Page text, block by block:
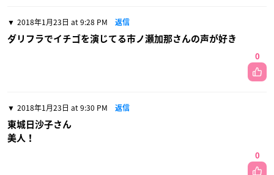
2018年1月23日 at 9:28 PM 返信
ダリフラでイチゴを演じてる市ノ瀬加那さんの声が好き
0
2018年1月23日 at 9:30 PM 返信
東城日沙子さん
美人！
0